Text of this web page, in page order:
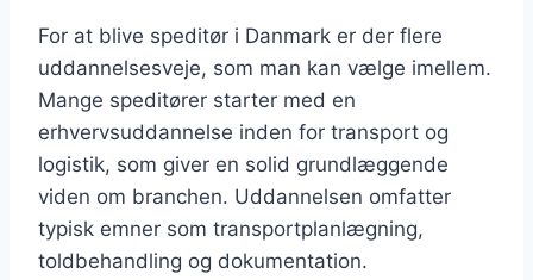
For at blive speditør i Danmark er der flere
uddannelsesveje, som man kan vælge imellem.
Mange speditører starter med en
erhvervsuddannelse inden for transport og
logistik, som giver en solid grundlæggende
viden om branchen. Uddannelsen omfatter
typisk emner som transportplanlægning,
toldbehandling og dokumentation.